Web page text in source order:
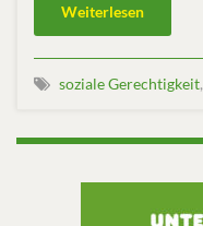
Weiterlesen
soziale Gerechtigkeit,